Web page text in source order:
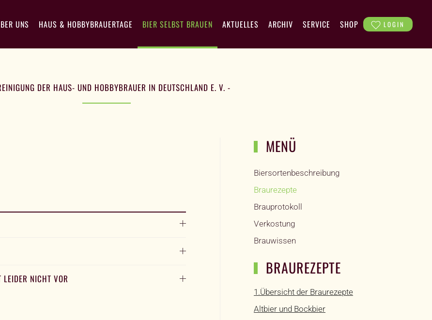
UNS HAUS & HOBBYBRAUERTAGE BIER SELBST BRAUEN AKTUELLES ARCHIV SERVICE SHOP LOGIN
DER HAUS- UND HOBBYBRAUER IN DEUTSCHLAND E. V. -
LEIDER NICHT VOR
MENÜ
Biersortenbeschreibung
Braurezepte
Brauprotokoll
Verkostung
Brauwissen
BRAUREZEPTE
1.Übersicht der Braurezepte
Altbier und Bockbier